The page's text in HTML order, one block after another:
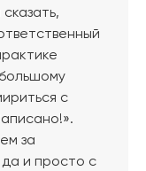
с
за
и просто с